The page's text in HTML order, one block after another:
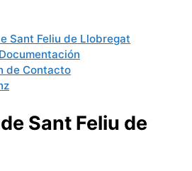
Sant Feliu de Llobregat
de Contacto
Sant Feliu de